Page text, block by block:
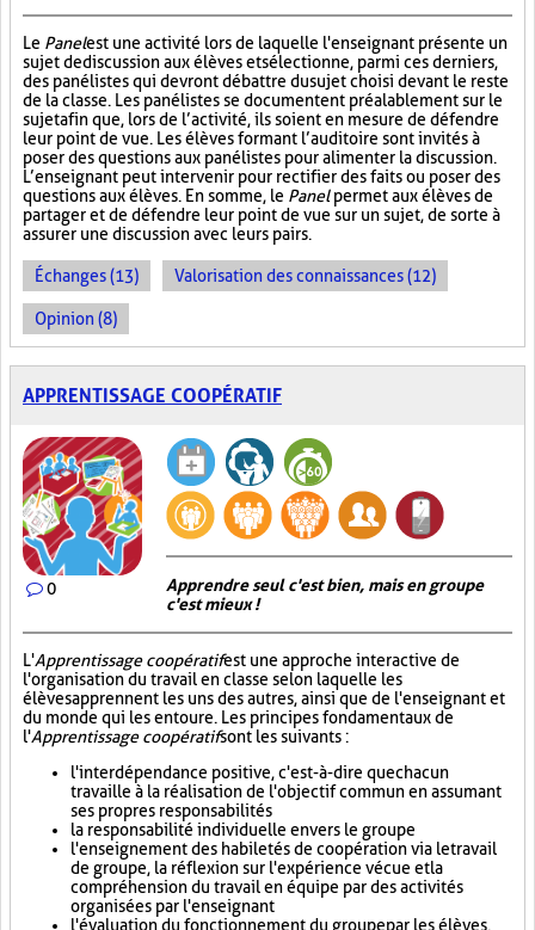
Le Panelest une activité lors de laquelle l'enseignant présente un
sujet de discussion aux élèves et sélectionne, parmi ces derniers,
des panélistes qui devront débattre du sujet choisi devant le reste
de la classe. Les panélistes se documentent préalablement sur le
sujet afin que, lors de l’activité, ils soient en mesure de défendre
leur point de vue. Les élèves formant l’auditoire sont invités à
poser des questions aux panélistes pour alimenter la discussion.
L’enseignant peut intervenir pour rectifier des faits ou poser des
questions aux élèves. En somme, le Panelpermet aux élèves de
partager et de défendre leur point de vue sur un sujet, de sorte à
assurer une discussion avec leurs pairs.
Échanges (13) Valorisation des connaissances (12)
Opinion (8)
APPRENTISSAGE COOPÉRATIF
0
Apprendre seul c'est bien, mais en groupe
c'est mieux !
L'Apprentissage coopératifest une approche interactive de
l'organisation du travail en classe selon laquelle les
élèves apprennent les uns des autres, ainsi que de l'enseignant et
du monde qui les entoure. Les principes fondamentaux de
l'Apprentissage coopératifsont les suivants :
l'interdépendance positive, c'est-à-dire que chacun
travaille à la réalisation de l'objectif commun en assumant
ses propres responsabilités
la responsabilité individuelle envers le groupe
l'enseignement des habiletés de coopération via le travail
de groupe, la réflexion sur l'expérience vécue et la
compréhension du travail en équipe par des activités
organisées par l'enseignant
l'évaluation du fonctionnement du groupe par les élèves.